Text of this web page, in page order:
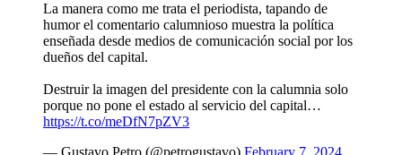
La manera como me trata el periodista, tapando de
humor el comentario calumnioso muestra la política
enseñada desde medios de comunicación social por los
dueños del capital.
Destruir la imagen del presidente con la calumnia solo
porque no pone el estado al servicio del capital…
https://t.co/meDfN7pZV3
— Gustavo Petro (@petrogustavo) February 7, 2024